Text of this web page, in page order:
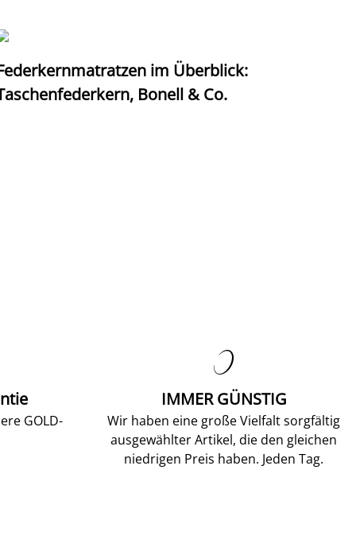
im Überblick:
Bonell & Co.
GOLD-

IMMER GÜNSTIG
Wir haben eine große Vielfalt sorgfältig
ausgewählter Artikel, die den gleichen
niedrigen Preis haben. Jeden Tag.